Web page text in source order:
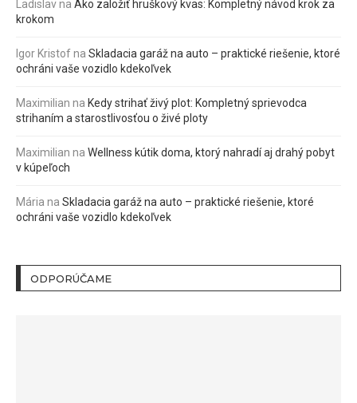
Ladislavna Ako založiť hruškový kvas: Kompletný návod krok za
krokom
Igor Kristofna Skladacia garáž na auto – praktické riešenie, ktoré
ochráni vaše vozidlo kdekoľvek
Maximilian na Kedy strihať živý plot: Kompletný sprievodca
strihaním a starostlivosťou o živé ploty
Maximilian na Wellness kútik doma, ktorý nahradí aj drahý pobyt
v kúpeľoch
Mária na Skladacia garáž na auto – praktické riešenie, ktoré
ochráni vaše vozidlo kdekoľvek
ODPORÚČAME